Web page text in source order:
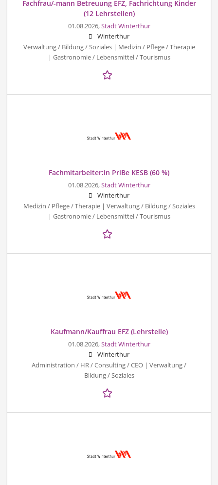
Fachfrau/-mann Betreuung EFZ, Fachrichtung Kinder
(12 Lehrstellen)
01.08.2026,Stadt Winterthur
Winterthur
Verwaltung / Bildung / Soziales | Medizin / Pflege / Therapie
| Gastronomie / Lebensmittel / Tourismus
Fachmitarbeiter:in PriBe KESB (60 %)
01.08.2026,Stadt Winterthur
Winterthur
Medizin / Pflege / Therapie | Verwaltung / Bildung / Soziales
| Gastronomie / Lebensmittel / Tourismus
Kaufmann/Kauffrau EFZ (Lehrstelle)
01.08.2026,Stadt Winterthur
Winterthur
Administration / HR / Consulting / CEO | Verwaltung /
Bildung / Soziales